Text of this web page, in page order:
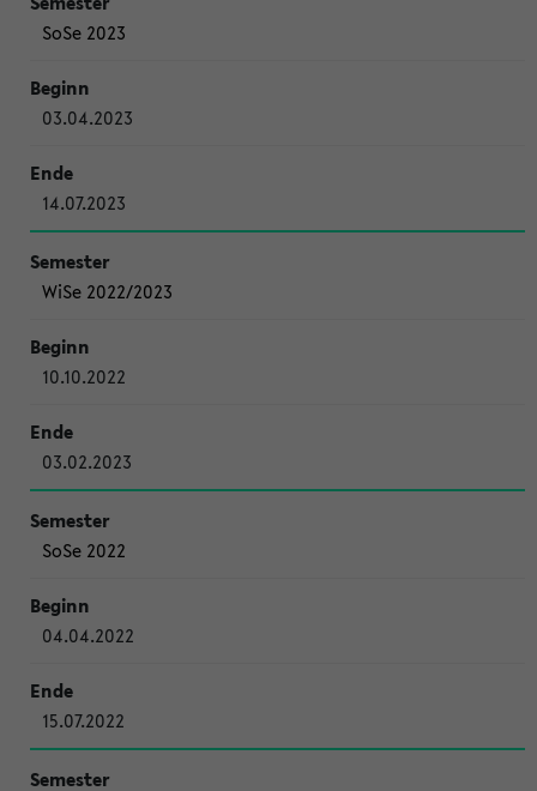
SoSe 2023
03.04.2023
14.07.2023
WiSe 2022/2023
10.10.2022
03.02.2023
SoSe 2022
04.04.2022
15.07.2022